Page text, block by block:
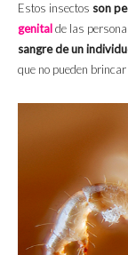
Estos insectos son
genitalde las
sangre de un
que no pueden